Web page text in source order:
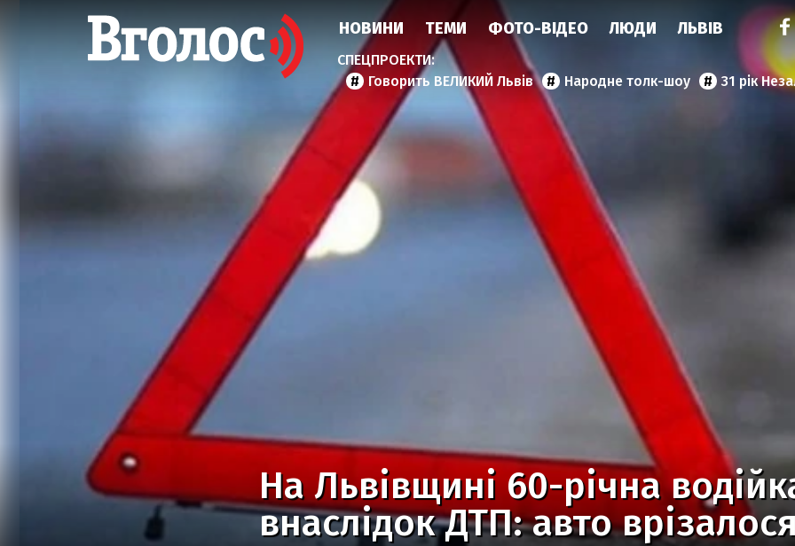
НОВИНИ ТЕМИ ФОТО-ВІДЕО ЛЮДИ ЛЬВІВ
Говорить ВЕЛИКИЙ Львів Народне толк-шоу 31 рік
На Львівщині 60-річна
внаслідок ДТП: авто